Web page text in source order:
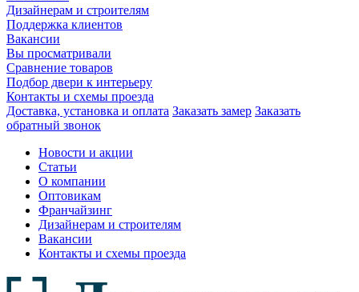
Дизайнерам и строителям
Поддержка клиентов
Вакансии
Вы просматривали
Сравнение товаров
Подбор двери к интерьеру
Контакты и схемы проезда
Доставка, установка и оплата Заказать замер Заказать
обратный звонок
Новости и акции
Статьи
О компании
Оптовикам
Франчайзинг
Дизайнерам и строителям
Вакансии
Контакты и схемы проезда